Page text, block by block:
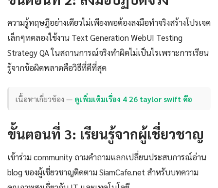
ความรู้ทฤษฎีอย่างเดียวไม่เพียงพอต้องลงมือทำจริงสร้างโปรเจค
เล็กๆทดลองใช้งาน Text Generation WebUI Testing
Strategy QA ในสถานการณ์จริงทำผิดไม่เป็นไรเพราะการเรียน
รู้จากข้อผิดพลาดคือวิธีที่ดีที่สุด
เนื้อหาเกี่ยวข้อง — ดูเพิ่มเติมเรื่อง 4 26 taylor swift คือ
ขั้นตอนที่ 3: เรียนรู้จากผู้เชี่ยวชาญ
เข้าร่วม community ถามคำถามแลกเปลี่ยนประสบการณ์อ่าน
blog ของผู้เชี่ยวชาญติดตาม SiamCafe.net สำหรับบทความ